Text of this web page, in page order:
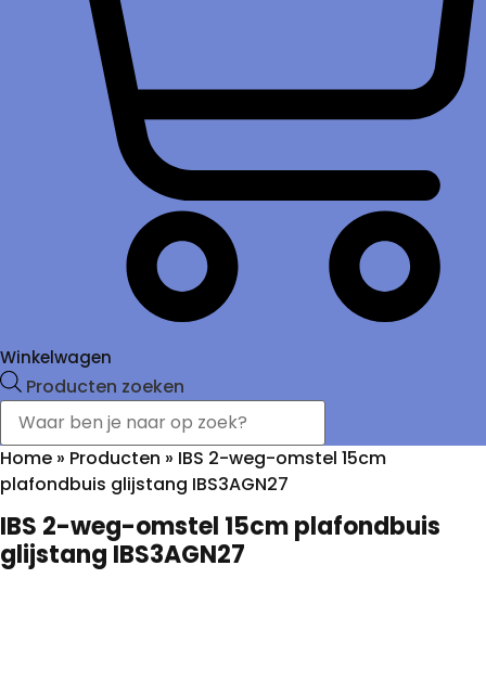
Winkelwagen
Producten zoeken
Home » Producten » IBS 2-weg-omstel 15cm
plafondbuis glijstang IBS3AGN27
IBS 2-weg-omstel 15cm plafondbuis
glijstang IBS3AGN27